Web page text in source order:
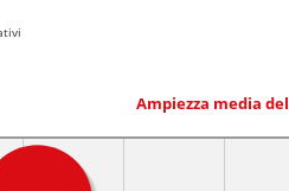
Ampiezza media